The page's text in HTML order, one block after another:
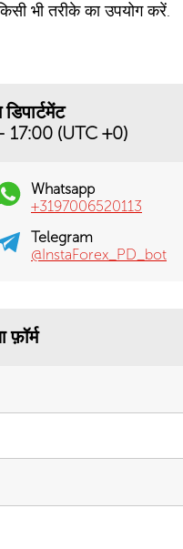
भी तरीके का उपयोग करें.
(UTC +0)
Whatsapp
+3197006520113
Telegram
@InstaForex_PD_bot
फ़ॉर्म